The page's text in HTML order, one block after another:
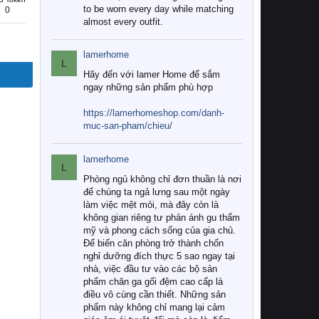
0
to be worn every day while matching
almost every outfit.
L
lamerhome
Hãy đến với lamer Home để sắm
ngay những sản phẩm phù hợp
https://lamerhomeshop.com/danh-
muc-san-pham/chieu/
L
lamerhome
Phòng ngủ không chỉ đơn thuần là nơi
để chúng ta ngả lưng sau một ngày
làm việc mệt mỏi, mà đây còn là
không gian riêng tư phản ánh gu thẩm
mỹ và phong cách sống của gia chủ.
Để biến căn phòng trở thành chốn
nghỉ dưỡng đích thực 5 sao ngay tại
nhà, việc đầu tư vào các bộ sản
phẩm chăn ga gối đệm cao cấp là
điều vô cùng cần thiết. Những sản
phẩm này không chỉ mang lại cảm